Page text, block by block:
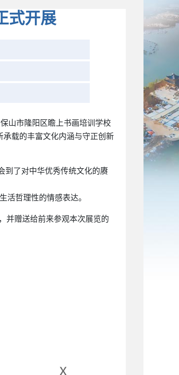
x
式开展
山市隆阳区瞻上书画培训学校
载的丰富文化内涵与守正创新
到了对中华优秀传统文化的赓
活哲理性的情感表达。
并赠送给前来参观本次展览的